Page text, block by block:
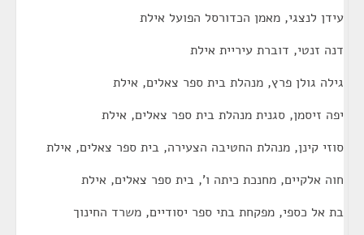
עידן לנצגי, מאמן הכדורסל הפועל אילת
דנה זנטי, דוברת עיריית אילת
גילה גולן פרץ, מנהלת בית ספר צאלים, אילת
יפה זיסמן, סגנית מנהלת בית ספר צאלים, אילת
סוזי קינן, מנהלת החטיבה הצעירה, בית ספר צאלים, אילת
חוה אלקיים, מחנכת כיתה ו', בית ספר צאלים, אילת
בת אל כספי, מפקחת בתי ספר יסודיים, משרד החינוך